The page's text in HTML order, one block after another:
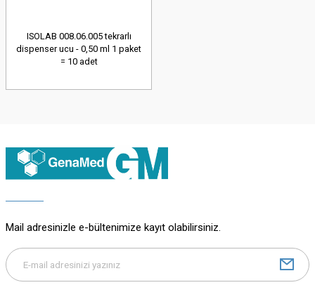
ISOLAB 008.06.005 tekrarlı
dispenser ucu - 0,50 ml 1 paket
= 10 adet
Mail adresinizle e-bültenimize kayıt olabilirsiniz.